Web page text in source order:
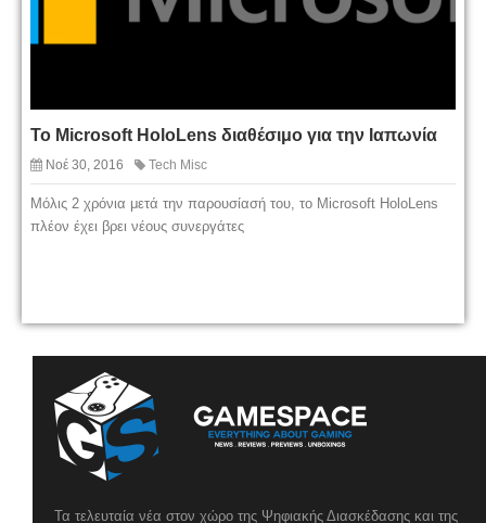
Το Microsoft HoloLens διαθέσιμο για την Ιαπωνία
Νοέ 30, 2016 Tech Misc
Μόλις 2 χρόνια μετά την παρουσίασή του, το Microsoft HoloLens
πλέον έχει βρει νέους συνεργάτες
Τα τελευταία νέα στον χώρο της Ψηφιακής Διασκέδασης και της